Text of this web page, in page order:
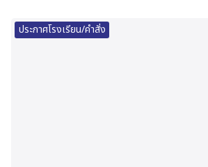
ประกาศโรงเรียน/คำสั่ง